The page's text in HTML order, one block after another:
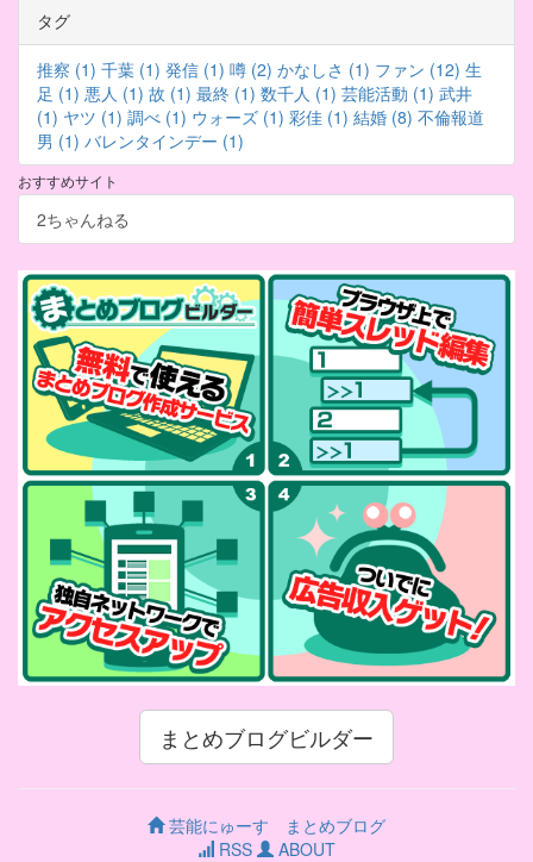
タグ
推察 (1) 千葉 (1) 発信 (1) 噂 (2) かなしさ (1) ファン (12) 生
足 (1) 悪人 (1) 故 (1) 最終 (1) 数千人 (1) 芸能活動 (1) 武井
(1) ヤツ (1) 調べ (1) ウォーズ (1) 彩佳 (1) 結婚 (8) 不倫報道
男 (1) バレンタインデー (1)
おすすめサイト
2ちゃんねる
まとめブログビルダー
芸能にゅーす まとめブログ
RSS
ABOUT